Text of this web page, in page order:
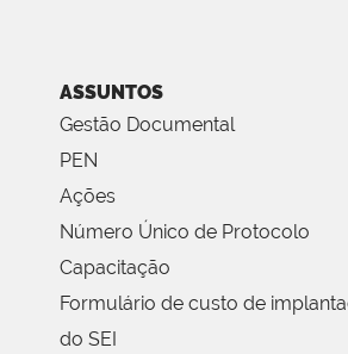
ASSUNTOS
Gestão Documental
PEN
Ações
Número Único de Protocolo
Capacitação
Formulário de custo de
do SEI